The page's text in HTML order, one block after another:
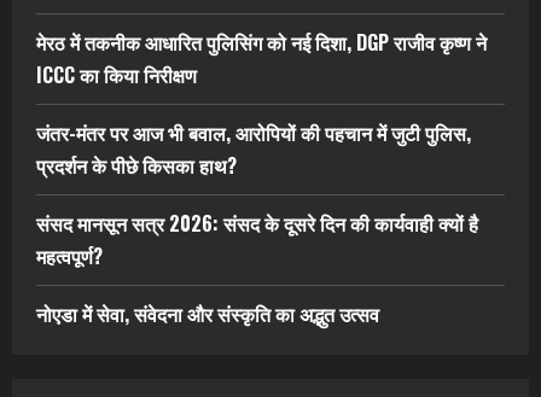
मेरठ में तकनीक आधारित पुलिसिंग को नई दिशा, DGP राजीव कृष्ण ने
ICCC का किया निरीक्षण
जंतर-मंतर पर आज भी बवाल, आरोपियों की पहचान में जुटी पुलिस,
प्रदर्शन के पीछे किसका हाथ?
संसद मानसून सत्र 2026: संसद के दूसरे दिन की कार्यवाही क्यों है
महत्वपूर्ण?
नोएडा में सेवा, संवेदना और संस्कृति का अद्भुत उत्सव